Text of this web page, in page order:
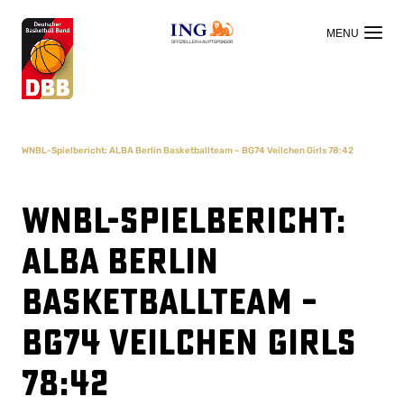
OFFIZIELLER HAUPTSPONSOR
WNBL-Spielbericht: ALBA Berlin Basketballteam – BG74 Veilchen Girls 78:42
WNBL-Spielbericht:
ALBA Berlin
Basketballteam –
BG74 Veilchen Girls
78:42